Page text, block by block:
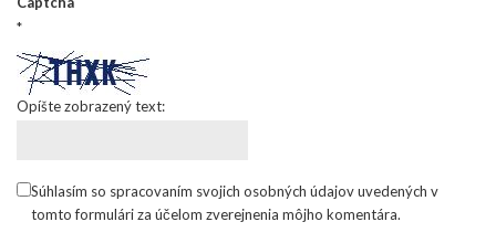
*
Opíšte zobrazený text:
Súhlasím so spracovaním svojich osobných údajov uvedených v
tomto formulári za účelom zverejnenia môjho komentára.